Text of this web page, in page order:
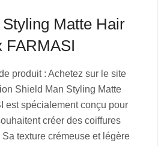
Matte Hair
FARMASI
produit : Achetez sur le site
Shield Man Styling Matte
est spécialement conçu pour
créer des coiffures
texture crémeuse et légère